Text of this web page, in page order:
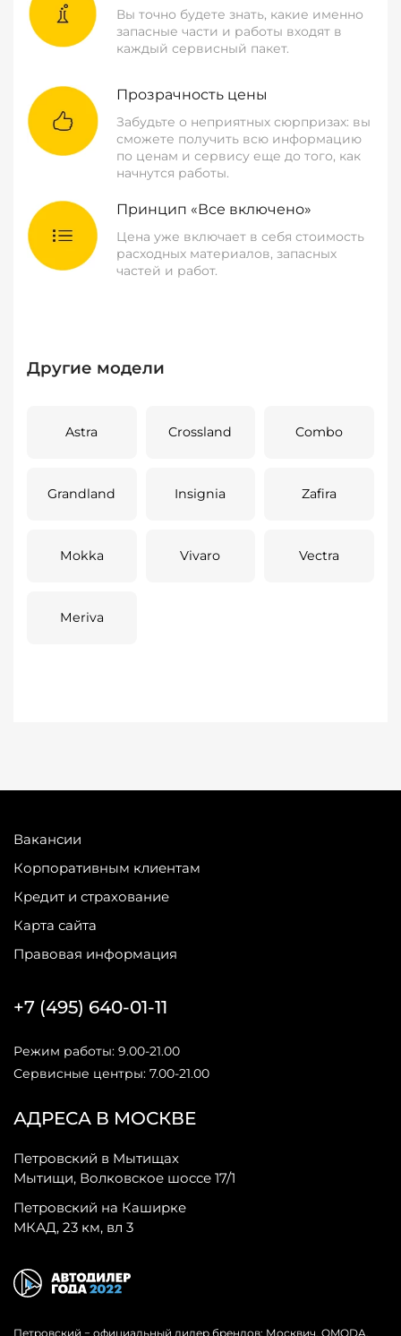
Вы точно будете знать, какие именно
запасные части и работы входят в
каждый сервисный пакет.
Прозрачность цены
Забудьте о неприятных сюрпризах: вы
сможете получить всю информацию
по ценам и сервису еще до того, как
начнутся работы.
Принцип «Все включено»
Цена уже включает в себя стоимость
расходных материалов, запасных
частей и работ.
Другие модели
Astra Crossland Combo
Grandland Insignia Zafira
Mokka Vivaro Vectra
Meriva
Вакансии
Корпоративным клиентам
Кредит и страхование
Карта сайта
Правовая информация
АДРЕСА В МОСКВЕ
Петровский в Мытищах
Мытищи, Волковское шоссе 17/1
Петровский на Каширке
МКАД, 23 км, вл 3
+7 (495) 640-01-11
Режим работы: 9.00-21.00
Сервисные центры: 7.00-21.00
Петровский − официальный дилер брендов: Москвич, OMODA,